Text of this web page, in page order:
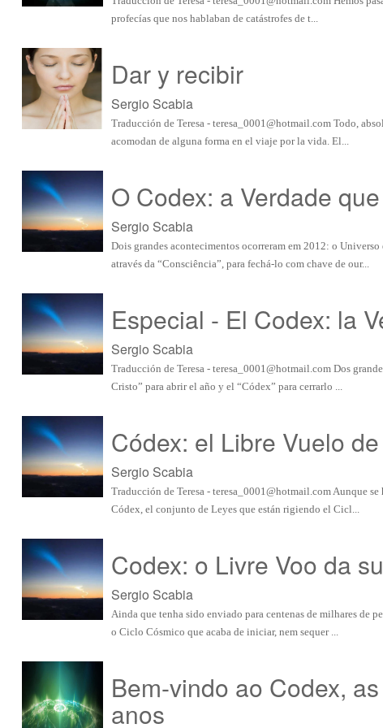
profecías que nos hablaban de catástrofes de t...
Dar y recibir
Sergio Scabia
Traducción de Teresa - teresa_0001@hotmail.com Todo,
acomodan de alguna forma en el viaje por la vida. El...
O Codex: a Verdade
Sergio Scabia
Dois grandes acontecimentos ocorreram em 2012: o
através da “Consciência”, para fechá-lo com chave de our...
Especial - El Codex: la
Sergio Scabia
Traducción de Teresa - teresa_0001@hotmail.com Dos
Cristo” para abrir el año y el “Códex” para cerrarlo ...
Códex: el Libre Vuelo
Sergio Scabia
Traducción de Teresa - teresa_0001@hotmail.comAunque se
Códex, el conjunto de Leyes que están rigiendo el Cicl...
Codex: o Livre Voo da
Sergio Scabia
Ainda que tenha sido enviado para centenas de milhares de
o Ciclo Cósmico que acaba de iniciar, nem sequer ...
Bem-vindo ao Codex,
anos